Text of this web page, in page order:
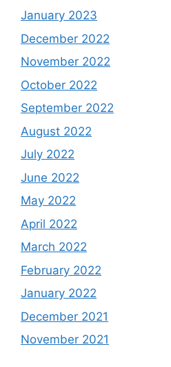
January 2023
December 2022
November 2022
October 2022
September 2022
August 2022
July 2022
June 2022
May 2022
April 2022
March 2022
February 2022
January 2022
December 2021
November 2021